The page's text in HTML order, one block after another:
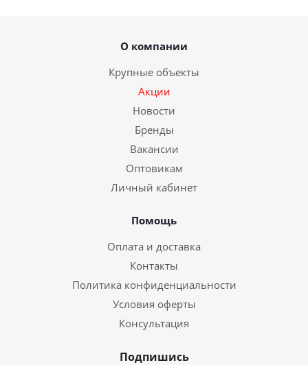
О компании
Крупные объекты
Акции
Новости
Бренды
Вакансии
Оптовикам
Личный кабинет
Помощь
Оплата и доставка
Контакты
Политика конфиденциальности
Условия оферты
Консультация
Подпишись